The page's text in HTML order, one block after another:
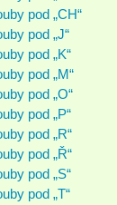
pod „CH“
pod „J“
pod „K“
pod „M“
pod „O“
pod „P“
pod „R“
pod „Ř“
pod „S“
pod „T“